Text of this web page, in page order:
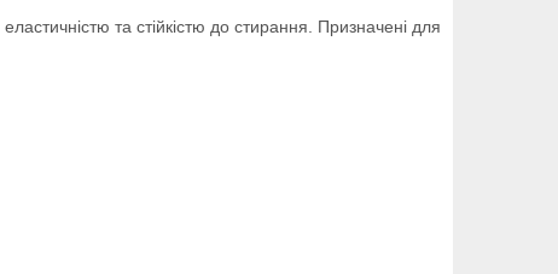
та стійкістю до стирання. Призначені для